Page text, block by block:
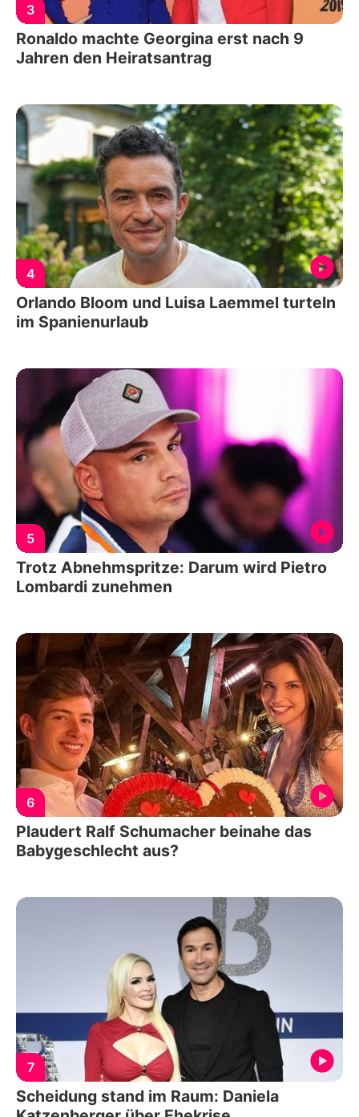
3
Ronaldo machte Georgina erst nach 9
Jahren den Heiratsantrag
4
Orlando Bloom und Luisa Laemmel turteln
im Spanienurlaub
5
Trotz Abnehmspritze: Darum wird Pietro
Lombardi zunehmen
6
Plaudert Ralf Schumacher beinahe das
Babygeschlecht aus?
7
Scheidung stand im Raum: Daniela